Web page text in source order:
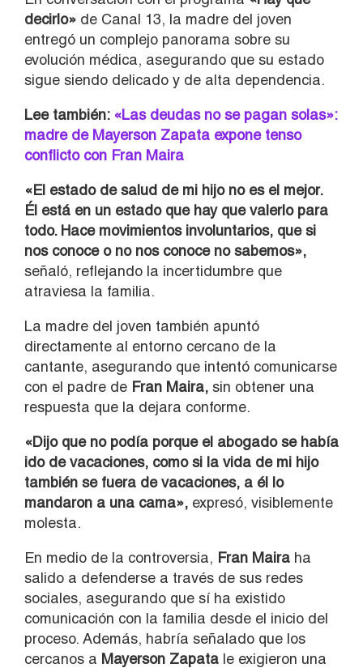
decirlo» de Canal 13, la madre del joven
entregó un complejo panorama sobre su
evolución médica, asegurando que su estado
sigue siendo delicado y de alta dependencia.
Lee también: «Las deudas no se pagan solas»:
madre de Mayerson Zapata expone tenso
conflicto con Fran Maira
«El estado de salud de mi hijo no es el mejor.
Él está en un estado que hay que valerlo para
todo. Hace movimientos involuntarios, que si
nos conoce o no nos conoce no sabemos»,
señaló, reflejando la incertidumbre que
atraviesa la familia.
La madre del joven también apuntó
directamente al entorno cercano de la
cantante, asegurando que intentó comunicarse
con el padre de Fran Maira, sin obtener una
respuesta que la dejara conforme.
«Dijo que no podía porque el abogado se había
ido de vacaciones, como si la vida de mi hijo
también se fuera de vacaciones, a él lo
mandaron a una cama», expresó, visiblemente
molesta.
En medio de la controversia, Fran Maira ha
salido a defenderse a través de sus redes
sociales, asegurando que sí ha existido
comunicación con la familia desde el inicio del
proceso. Además, habría señalado que los
cercanos a Mayerson Zapata le exigieron una